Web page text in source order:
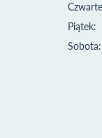
Piątek:
Sobota: